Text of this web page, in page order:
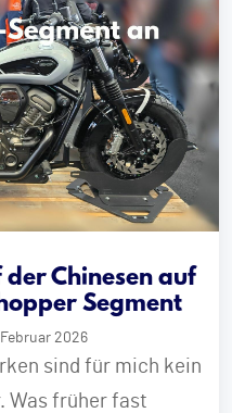
Chinesen auf
Segment
2026
sind für mich kein
Was früher fast